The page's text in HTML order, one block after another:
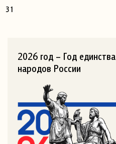
31
2026 год – Год единства
народов России